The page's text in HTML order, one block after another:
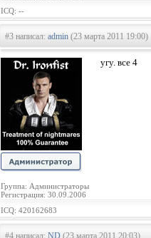
ICQ: --
#3 написал: admin (23 марта 2011 19:00)
Группа: Администраторы
Регистрация: 30.09.2006
угу. все 4
ICQ: 420162683
#4 написал: ND (23 марта 2011 20:03)